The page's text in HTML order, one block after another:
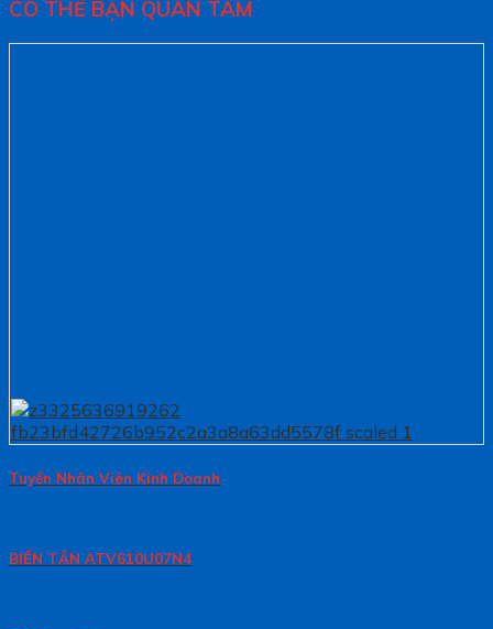
CÓ THỂ BẠN QUAN TÂM
Tuyển Nhân Viên Kinh Doanh
BIẾN TẦN ATV610U07N4